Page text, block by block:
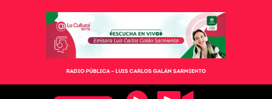
RADIO PÚBLICA – LUIS CARLOS GALÁN SARMIENTO